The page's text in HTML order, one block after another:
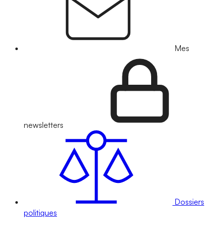
Mes
newsletters
Dossiers
politiques